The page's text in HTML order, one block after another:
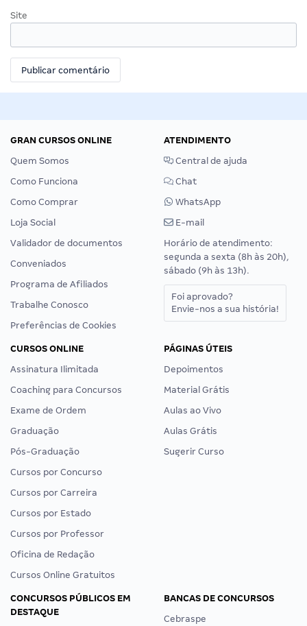
Site
GRAN CURSOS ONLINE
Quem Somos
Como Funciona
Como Comprar
Loja Social
Validador de documentos
Conveniados
Programa de Afiliados
Trabalhe Conosco
Preferências de Cookies
ATENDIMENTO
Central de ajuda
Chat
WhatsApp
E-mail
Horário de atendimento:
segunda a sexta (8h às 20h),
sábado (9h às 13h).
Foi aprovado?
Envie-nos a sua história!
CURSOS ONLINE
Assinatura Ilimitada
Coaching para Concursos
Exame de Ordem
Graduação
Pós-Graduação
Cursos por Concurso
Cursos por Carreira
Cursos por Estado
Cursos por Professor
Oficina de Redação
Cursos Online Gratuitos
PÁGINAS ÚTEIS
Depoimentos
Material Grátis
Aulas ao Vivo
Aulas Grátis
Sugerir Curso
CONCURSOS PÚBLICOS EM
DESTAQUE
BANCAS DE CONCURSOS
Cebraspe